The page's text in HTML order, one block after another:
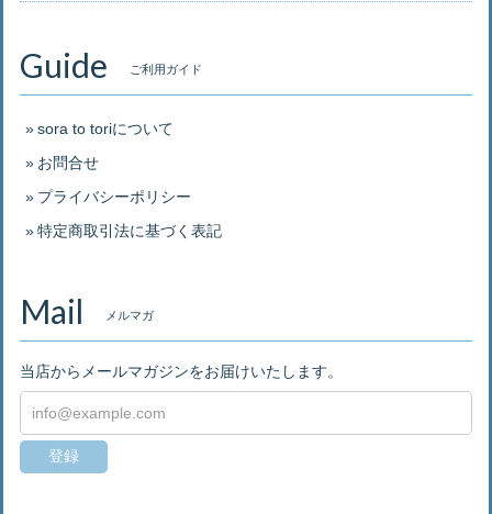
Guide ご利用ガイド
sora to toriについて
お問合せ
プライバシーポリシー
特定商取引法に基づく表記
Mail メルマガ
当店からメールマガジンをお届けいたします。
登録